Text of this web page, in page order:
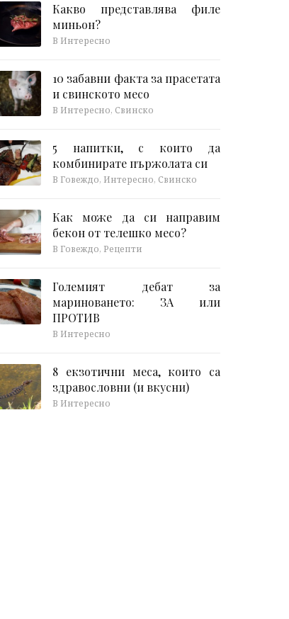
Какво представлява филе
миньон?
В Интересно
10 забавни факта за прасетата
и свинското месо
В Интересно, Свинско
5 напитки, с които да
комбинирате пържолата си
В Говеждо, Интересно, Свинско
Как може да си направим
бекон от телешко месо?
В Говеждо, Рецепти
Големият дебат за
мариноването: ЗА или
ПРОТИВ
В Интересно
8 екзотични меса, които са
здравословни (и вкусни)
В Интересно